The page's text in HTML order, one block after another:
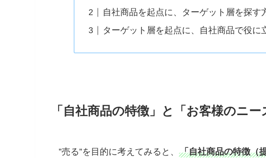
自社商品を起点に、ターゲット層を探す
ターゲット層を起点に、自社商品で役に
「自社商品の特徴」と「お客様のニ
”売る”を目的に考えてみると、 「自社商品の特徴（